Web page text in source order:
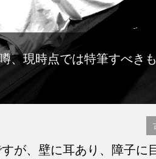
、現時点では特筆すべき
が、壁に耳あり、障子に